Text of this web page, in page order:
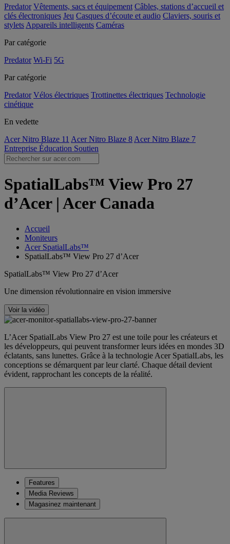
Predator Vêtements, sacs et équipement Câbles, stations d’accueil et
clés électroniques Jeu Casques d’écoute et audio Claviers, souris et
stylets Appareils intelligents Caméras
Par catégorie
Predator Wi-Fi 5G
Par catégorie
Predator Vélos électriques Trottinettes électriques Technologie
cinétique
En vedette
Acer Nitro Blaze 11 Acer Nitro Blaze 8 Acer Nitro Blaze 7
Entreprise Éducation Soutien
SpatialLabs™ View Pro 27
d’Acer | Acer Canada
Accueil
Moniteurs
Acer SpatialLabs™
SpatialLabs™ View Pro 27 d’Acer
SpatialLabs™ View Pro 27 d’Acer
Une dimension révolutionnaire en vision immersive
Voir la vidéo
L’Acer SpatialLabs View Pro 27 est une toile pour les créateurs et
les développeurs, qui peuvent transformer leurs idées en mondes 3D
éclatants, sans lunettes. Grâce à la technologie Acer SpatialLabs, les
conceptions se démarquent par leur clarté. Chaque détail devient
évident, rapprochant les concepts de la réalité.
Features
Media Reviews
Magasinez maintenant